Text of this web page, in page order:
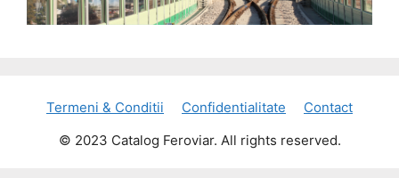
Termeni & Conditii Confidentialitate
Contact
© 2023 Catalog Feroviar. All rights reserved.